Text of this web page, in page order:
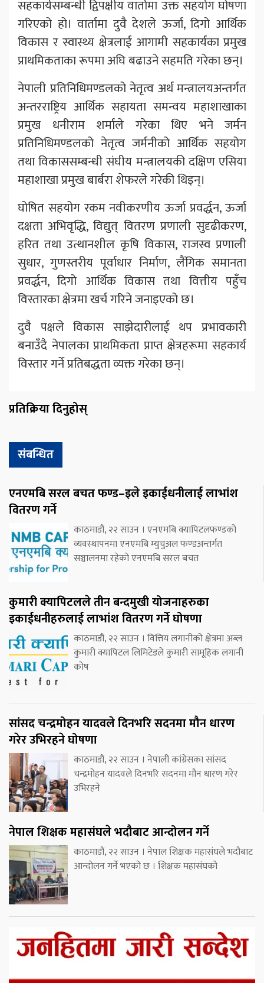
सहकार्यसम्बन्धी द्विपक्षीय वार्तामा उक्त सहयोग घोषणा
गरिएको हो। वार्तामा दुवै देशले ऊर्जा, दिगो आर्थिक
विकास र स्वास्थ्य क्षेत्रलाई आगामी सहकार्यका प्रमुख
प्राथमिकताका रूपमा अघि बढाउने सहमति गरेका छन्।
नेपाली प्रतिनिधिमण्डलको नेतृत्व अर्थ मन्त्रालयअन्तर्गत
अन्तरराष्ट्रिय आर्थिक सहायता समन्वय महाशाखाका
प्रमुख धनीराम शर्माले गरेका थिए भने जर्मन
प्रतिनिधिमण्डलको नेतृत्व जर्मनीको आर्थिक सहयोग
तथा विकाससम्बन्धी संघीय मन्त्रालयकी दक्षिण एसिया
महाशाखा प्रमुख बार्बरा शेफरले गरेकी थिइन्।
घोषित सहयोग रकम नवीकरणीय ऊर्जा प्रवर्द्धन, ऊर्जा
दक्षता अभिवृद्धि, विद्युत् वितरण प्रणाली सुदृढीकरण,
हरित तथा उत्थानशील कृषि विकास, राजस्व प्रणाली
सुधार, गुणस्तरीय पूर्वाधार निर्माण, लैंगिक समानता
प्रवर्द्धन, दिगो आर्थिक विकास तथा वित्तीय पहुँच
विस्तारका क्षेत्रमा खर्च गरिने जनाइएको छ।
दुवै पक्षले विकास साझेदारीलाई थप प्रभावकारी
बनाउँदै नेपालका प्राथमिकता प्राप्त क्षेत्रहरूमा सहकार्य
विस्तार गर्ने प्रतिबद्धता व्यक्त गरेका छन्।
प्रतिक्रिया दिनुहोस्
संबन्धित
एनएमबि सरल बचत फण्ड–इले इकाईधनीलाई लाभांश
वितरण गर्ने
काठमाडौं, २२ साउन । एनएमबि क्यापिटलफण्डको
व्यवस्थापनमा एनएमबि म्युचुअल फण्डअन्तर्गत
सञ्चालनमा रहेको एनएमबि सरल बचत
कुमारी क्यापिटलले तीन बन्दमुखी योजनाहरुका
इकाईधनीहरुलाई लाभांश वितरण गर्ने घोषणा
काठमाडौं, २२ साउन । वित्तिय लगानीको क्षेत्रमा अब्ल
कुमारी क्यापिटल लिमिटेडले कुमारी सामूहिक लगानी
कोष
सांसद चन्द्रमोहन यादवले दिनभरि सदनमा मौन धारण
गरेर उभिरहने घोषणा
काठमाडौं, २२ साउन । नेपाली कांग्रेसका सांसद
चन्द्रमोहन यादवले दिनभरि सदनमा मौन धारण गरेर
उभिरहने
नेपाल शिक्षक महासंघले भदौबाट आन्दोलन गर्ने
काठमाडौं, २२ साउन । नेपाल शिक्षक महासंघले भदौबाट
आन्दोलन गर्ने भएको छ । शिक्षक महासंघको